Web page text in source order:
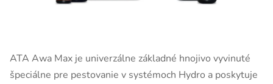
ATA Awa Max je univerzálne základné hnojivo vyvinuté
špeciálne pre pestovanie v systémoch Hydro a poskytuje